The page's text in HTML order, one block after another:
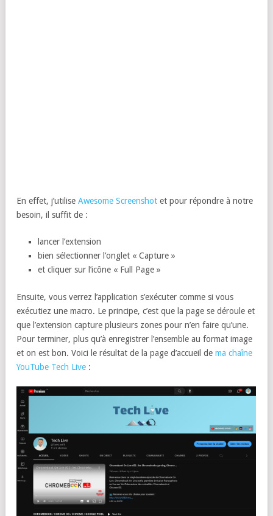
En effet, j’utilise Awesome Screenshot et pour répondre à notre
besoin, il suffit de :
lancer l’extension
bien sélectionner l’onglet « Capture »
et cliquer sur l’icône « Full Page »
Ensuite, vous verrez l’application s’exécuter comme si vous
exécutiez une macro. Le principe, c’est que la page se déroule et
que l’extension capture plusieurs zones pour n’en faire qu’une.
Pour terminer, plus qu’à enregistrer l’ensemble au format image
et on est bon. Voici le résultat de la page d’accueil de ma chaîne
YouTube Tech Live :